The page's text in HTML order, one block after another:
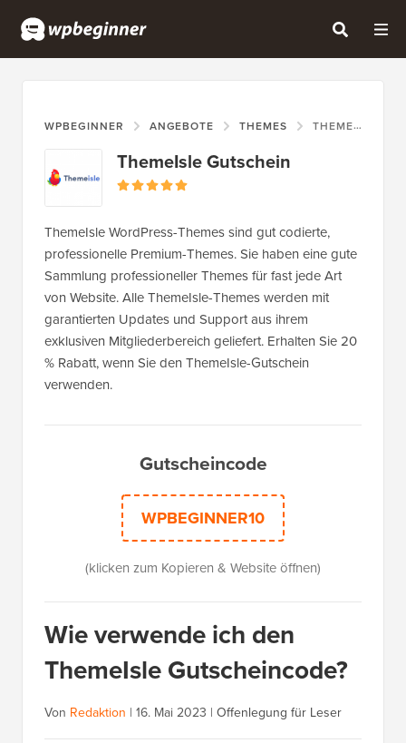
WPBEGINNER ANGEBOTE THEMES THEMEISLE GUTSCHEIN
ThemeIsle Gutschein
ThemeIsle WordPress-Themes sind gut codierte,
professionelle Premium-Themes. Sie haben eine gute
Sammlung professioneller Themes für fast jede Art
von Website. Alle ThemeIsle-Themes werden mit
garantierten Updates und Support aus ihrem
exklusiven Mitgliederbereich geliefert. Erhalten Sie 20
% Rabatt, wenn Sie den ThemeIsle-Gutschein
verwenden.
Gutscheincode
WPBEGINNER10
(klicken zum Kopieren & Website öffnen)
Wie verwende ich den
ThemeIsle Gutscheincode?
Von Redaktion | 16. Mai 2023 | Offenlegung für Leser